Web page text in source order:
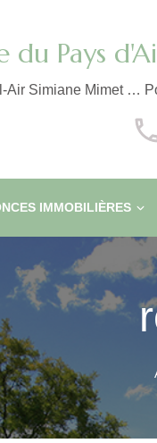
Pays
Air Simiane Mimet …
IMMOBILIÈRES